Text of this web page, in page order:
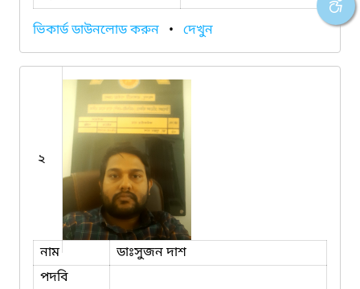
ভিকার্ড ডাউনলোড করুন • দেখুন
২
নাম
ডাঃসুজন দাশ
পদবি